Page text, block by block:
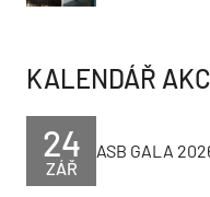
KALENDÁŘ
ZÁŘ
24 ASB GALA